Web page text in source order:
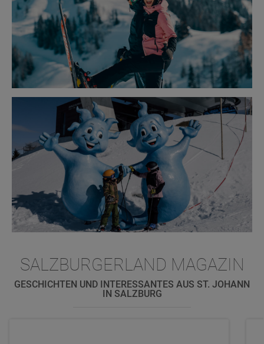
SALZBURGERLAND MAGAZIN
GESCHICHTEN UND INTERESSANTES AUS ST. JOHANN
IN SALZBURG